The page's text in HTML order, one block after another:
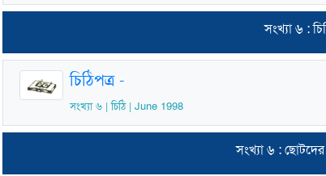
সংখ্যা ৬ :
চিঠিপত্র-
সংখ্যা ৬ | চিঠি | June 1998
সংখ্যা ৬ :